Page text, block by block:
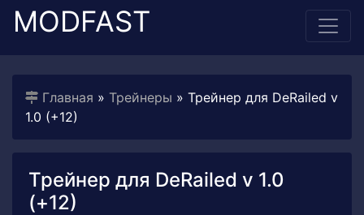
MODFAST
Главная » Трейнеры » Трейнер для DeRailed v
1.0 (+12)
Трейнер для DeRailed v 1.0
(+12)